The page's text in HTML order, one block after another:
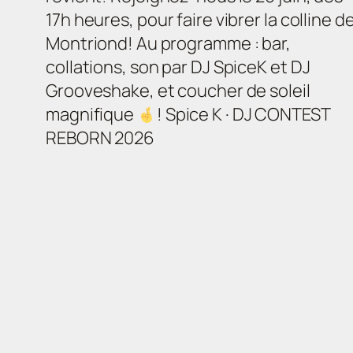
17h heures, pour faire vibrer la colline
Montriond! Au programme : bar,
collations, son par DJ SpiceK et DJ
Grooveshake, et coucher de soleil
magnifique
! Spice K · DJ CONTEST
REBORN 2026